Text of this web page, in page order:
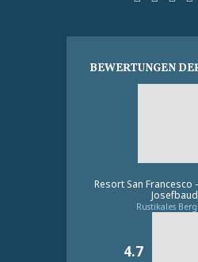
BEWERTUNGEN
Resort San Francesco
Rustikales
4.7